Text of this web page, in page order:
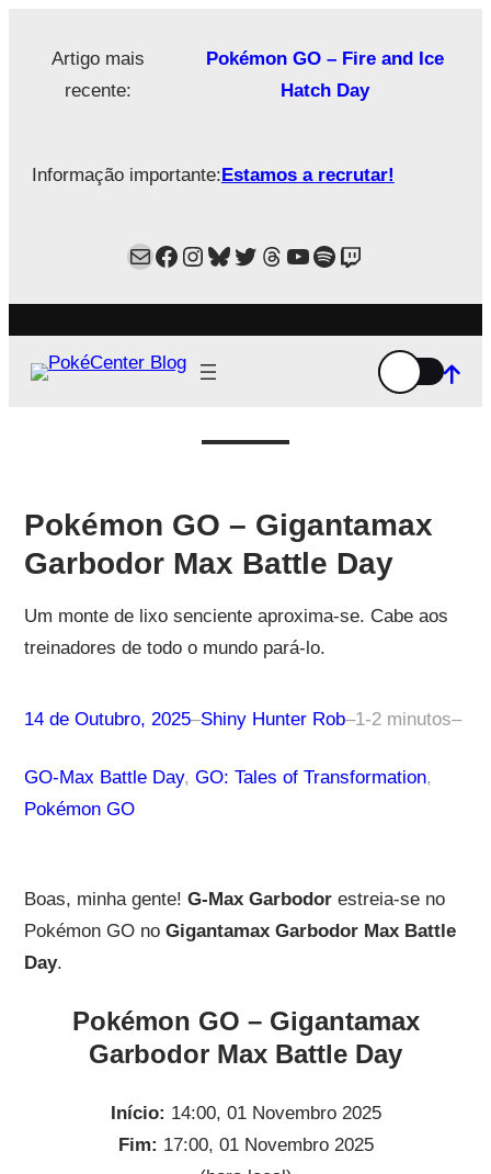
Artigo mais
recente:
Pokémon GO – Fire and Ice
Hatch Day
Informação importante:Estamos a recrutar!
MailFacebook
Instagram
Bluesky
Twitter
Estamos no Threads!
YouTube
Spotify
Twitch
Pokémon GO – Gigantamax
Garbodor Max Battle Day
Um monte de lixo senciente aproxima-se. Cabe aos
treinadores de todo o mundo pará-lo.
14 de Outubro, 2025–Shiny Hunter Rob–1-2 minutos–
GO-Max Battle Day, GO: Tales of Transformation
Pokémon GO
Boas, minha gente! G-Max Garbodorestreia-se no
Pokémon GO no Gigantamax Garbodor Max Battle
Day.
Pokémon GO – Gigantamax
Garbodor Max Battle Day
Início: 14:00, 01 Novembro 2025
Fim: 17:00, 01 Novembro 2025